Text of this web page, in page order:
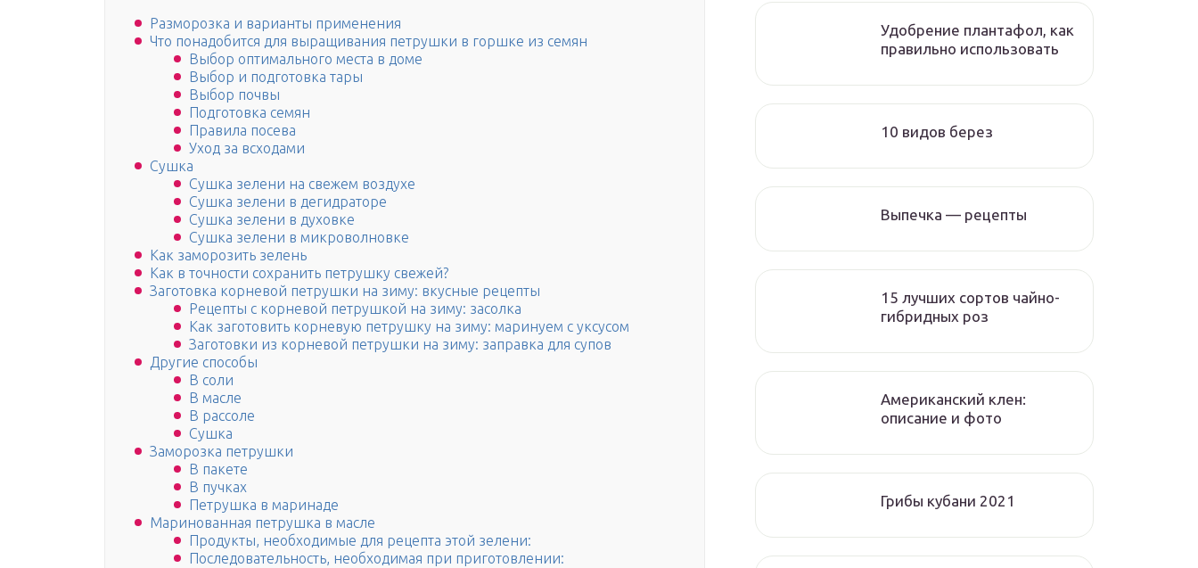
Разморозка и варианты применения
Что понадобится для выращивания петрушки в горшке из семян
Выбор оптимального места в доме
Выбор и подготовка тары
Выбор почвы
Подготовка семян
Правила посева
Уход за всходами
Сушка
Сушка зелени на свежем воздухе
Сушка зелени в дегидраторе
Сушка зелени в духовке
Сушка зелени в микроволновке
Как заморозить зелень
Как в точности сохранить петрушку свежей?
Заготовка корневой петрушки на зиму: вкусные рецепты
Рецепты с корневой петрушкой на зиму: засолка
Как заготовить корневую петрушку на зиму: маринуем с уксусом
Заготовки из корневой петрушки на зиму: заправка для супов
Другие способы
В соли
В масле
В рассоле
Сушка
Заморозка петрушки
В пакете
В пучках
Петрушка в маринаде
Маринованная петрушка в масле
Продукты, необходимые для рецепта этой зелени:
Последовательность, необходимая при приготовлении:
Удобрение плантафол, как
правильно использовать
10 видов берез
Выпечка — рецепты
15 лучших сортов чайно-
гибридных роз
Американский клен:
описание и фото
Грибы кубани 2021